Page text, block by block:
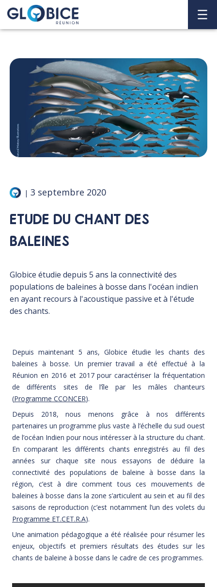
| 3 septembre 2020
ETUDE DU CHANT DES
BALEINES
Globice étudie depuis 5 ans la connectivité des
populations de baleines à bosse dans l'océan indien
en ayant recours à l'acoustique passive et à l'étude
des chants.
Depuis maintenant 5 ans, Globice étudie les chants des
baleines à bosse. Un premier travail a été effectué à la
Réunion en 2016 et 2017 pour caractériser la fréquentation
de différents sites de l’île par les mâles chanteurs
(Programme CCONCER).
Depuis 2018, nous menons grâce à nos différents
partenaires un programme plus vaste à l’échelle du sud ouest
de l’océan Indien pour nous intéresser à la structure du chant.
En comparant les différents chants enregistrés au fil des
années sur chaque site nous essayons de déduire la
connectivité des populations de baleine à bosse dans la
région, c’est à dire comment tous ces mouvements de
baleines à bosse dans la zone s’articulent au sein et au fil des
saisons de reproduction (c’est notamment l’un des volets du
Programme ET.CET.R.A).
Une animation pédagogique a été réalisée pour résumer les
enjeux, objectifs et premiers résultats des études sur les
chants de baleine à bosse dans le cadre de ces programmes.